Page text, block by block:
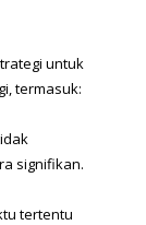
untuk
termasuk:
signifikan.
tertentu